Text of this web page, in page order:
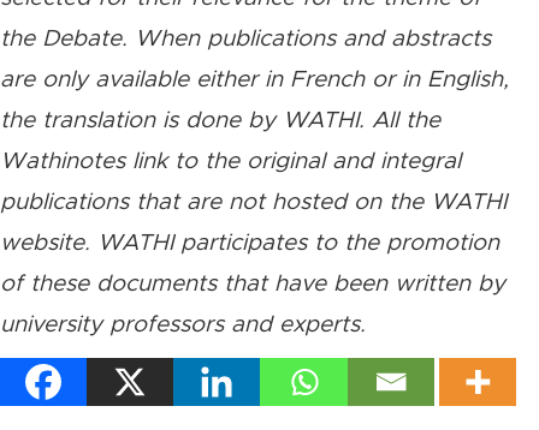
the Debate. When publications and abstracts
are only available either in French or in English,
the translation is done by WATHI. All the
Wathinotes link to the original and integral
publications that are not hosted on the WATHI
website. WATHI participates to the promotion
of these documents that have been written by
university professors and experts.